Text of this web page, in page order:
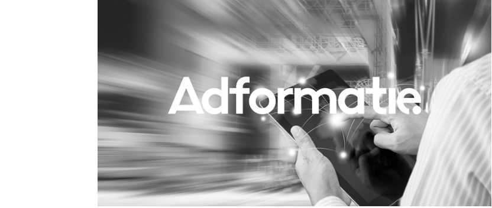
Gedragsverandering
Influencer marketing
Interne communicatie
Purpose Marketing
Reputatie & crisis